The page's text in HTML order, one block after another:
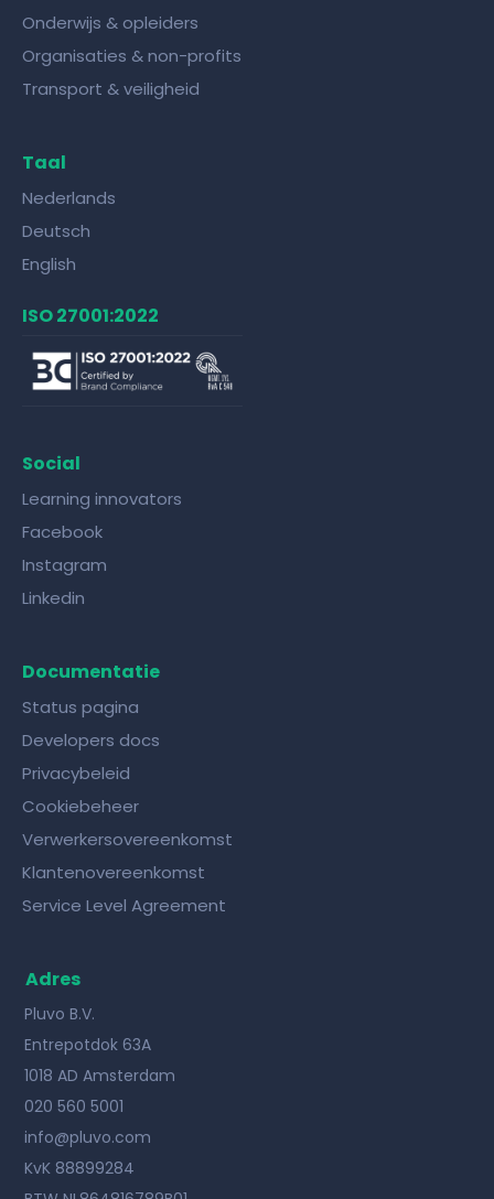
Onderwijs & opleiders
Organisaties & non-profits
Transport & veiligheid
Taal
Nederlands
Deutsch
English
ISO 27001:2022
Social
Learning innovators
Facebook
Instagram
Linkedin
Documentatie
Status pagina
Developers docs
Privacybeleid
Cookiebeheer
Verwerkersovereenkomst
Klantenovereenkomst
Service Level Agreement
Adres
Pluvo B.V.
Entrepotdok 63A
1018 AD Amsterdam
020 560 5001
info@pluvo.com
KvK 88899284